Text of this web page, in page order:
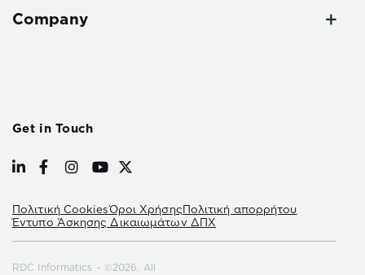
Company
Get in Touch
Πολιτική CookiesΌροι ΧρήσηςΠολιτική απορρήτου
Έντυπο Άσκησης Δικαιωμάτων ΔΠΧ
RDC Informatics – ©2026. All